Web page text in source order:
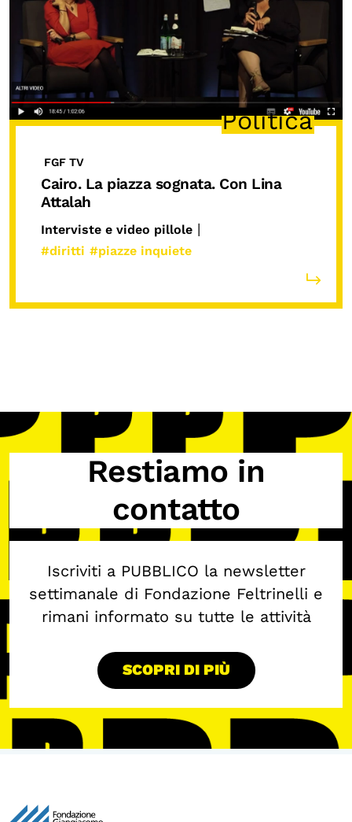
Biblioteca
Mostre digitali
I CONTENUTI
Osservatori di ricerca
Progetti Internazionali
Pubblicazioni
Storie di Resistenza, ottant’anni dopo
Programmi per le scuole
Under25
Classici del Pensiero Politico
Master e Executive Program
Politica
FGF TV
Cairo. La piazza sognata. Con Lina
Attalah
Interviste e video pillole |
#diritti #piazze inquiete
Restiamo in
contatto
Iscriviti a PUBBLICO la newsletter
settimanale di Fondazione Feltrinelli e
rimani informato su tutte le attività
SCOPRI DI PIÙ